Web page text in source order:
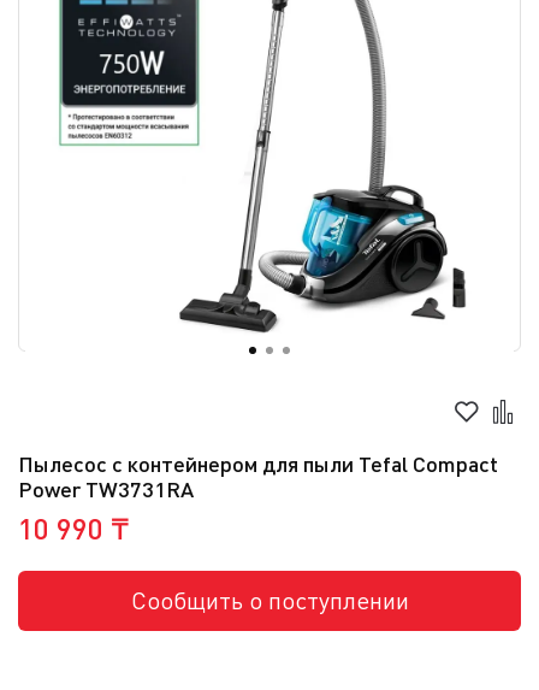
Пылесос с контейнером для пыли Tefal Compact
Power TW3731RA
10 990 ₸
Сообщить о поступлении